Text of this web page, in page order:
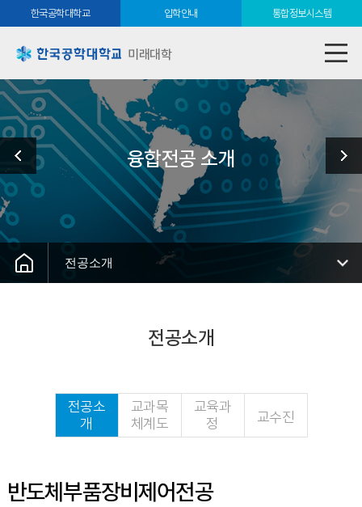
한국공학대학교 입학안내 통합정보시스템
미래대학
융합전공 소개
전공소개
전공소개
전공소
개
교과목
체계도
교육과
정
교수진
반도체부품장비제어전공